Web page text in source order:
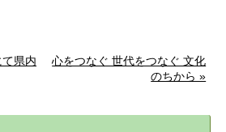
県内
心をつなぐ 世代をつなぐ 文化
のちから »